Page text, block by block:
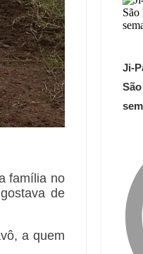
família no
de
a quem
Ji-